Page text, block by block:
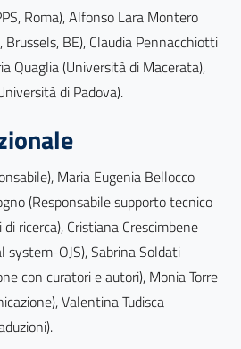
Roma), Alfonso Lara Montero
BE), Claudia Pennacchiotti
Quaglia (Università di Macerata),
di Padova).
Maria Eugenia Bellocco
(Responsabile supporto tecnico
ricerca), Cristiana Crescimbene
system-OJS), Sabrina Soldati
con curatori e autori), Monia Torre
Valentina Tudisca